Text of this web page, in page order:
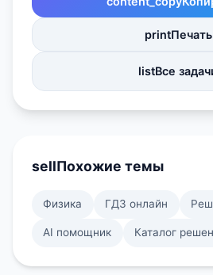
printПечать
listВсе
sellПохожие темы
Физика ГДЗ онлайн
AI помощник Каталог